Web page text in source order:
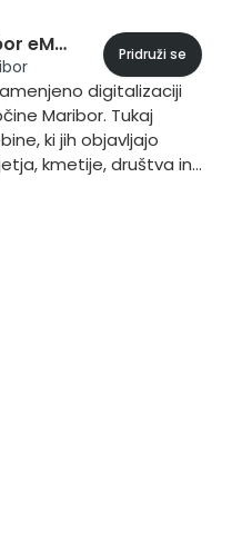
Maribor eMesto Pridruži se
digitalizaciji
Maribor. Tukaj
ki jih objavljajo
kmetije, društva in